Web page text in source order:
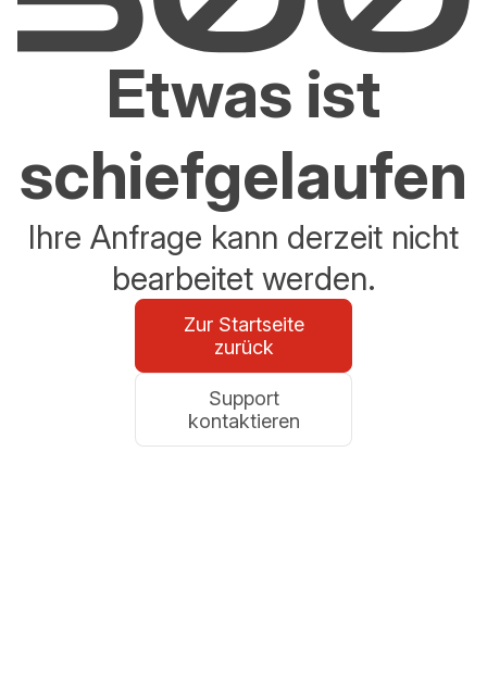
Etwas ist
schiefgelaufen
Ihre Anfrage kann derzeit nicht
bearbeitet werden.
Zur Startseite
zurück
Support
kontaktieren